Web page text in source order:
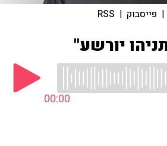
| פייסבוק |
RSS
יורשע"
00:00